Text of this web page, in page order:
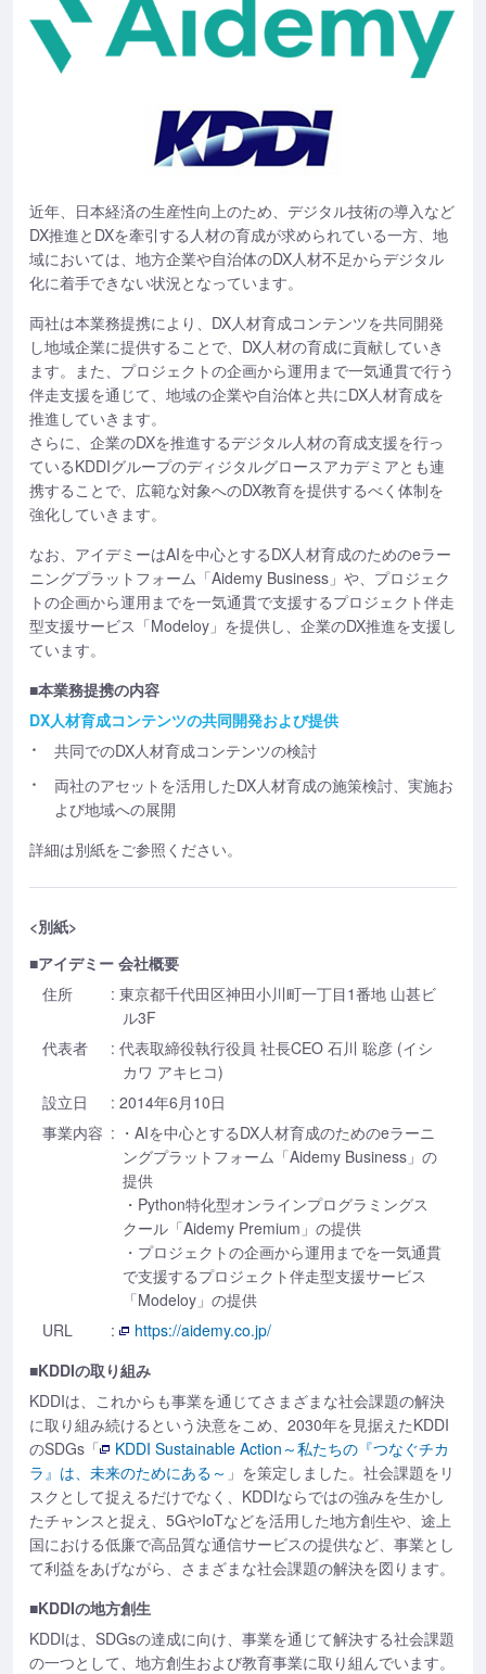
近年、日本経済の生産性向上のため、デジタル技術の導入など
DX推進とDXを牽引する人材の育成が求められている一方、地
域においては、地方企業や自治体のDX人材不足からデジタル
化に着手できない状況となっています。
両社は本業務提携により、DX人材育成コンテンツを共同開発
し地域企業に提供することで、DX人材の育成に貢献していき
ます。また、プロジェクトの企画から運用まで一気通貫で行う
伴走支援を通じて、地域の企業や自治体と共にDX人材育成を
推進していきます。
さらに、企業のDXを推進するデジタル人材の育成支援を行っ
ているKDDIグループのディジタルグロースアカデミアとも連
携することで、広範な対象へのDX教育を提供するべく体制を
強化していきます。
なお、アイデミーはAIを中心とするDX人材育成のためのeラー
ニングプラットフォーム「Aidemy Business」や、プロジェク
トの企画から運用までを一気通貫で支援するプロジェクト伴走
型支援サービス「Modeloy」を提供し、企業のDX推進を支援し
ています。
■本業務提携の内容
DX人材育成コンテンツの共同開発および提供
共同でのDX人材育成コンテンツの検討
両社のアセットを活用したDX人材育成の施策検討、実施お
よび地域への展開
詳細は別紙をご参照ください。
<別紙>
■アイデミー 会社概要
住所
: 東京都千代田区神田小川町一丁目1番地 山甚ビ
ル3F
代表者
: 代表取締役執行役員 社長CEO 石川 聡彦 (イシ
カワ アキヒコ)
設立日
: 2014年6月10日
事業内容 : ・AIを中心とするDX人材育成のためのeラーニ
ングプラットフォーム「Aidemy Business」の
提供
・Python特化型オンラインプログラミングス
クール「Aidemy Premium」の提供
・プロジェクトの企画から運用までを一気通貫
で支援するプロジェクト伴走型支援サービス
「Modeloy」の提供
URL
:
https://aidemy.co.jp/
■KDDIの取り組み
KDDIは、これからも事業を通じてさまざまな社会課題の解決
に取り組み続けるという決意をこめ、2030年を見据えたKDDI
のSDGs「
KDDI Sustainable Action～私たちの『つなぐチカ
ラ』は、未来のためにある～ 」を策定しました。社会課題をリ
スクとして捉えるだけでなく、KDDIならではの強みを生かし
たチャンスと捉え、5GやIoTなどを活用した地方創生や、途上
国における低廉で高品質な通信サービスの提供など、事業とし
て利益をあげながら、さまざまな社会課題の解決を図ります。
■KDDIの地方創生
KDDIは、SDGsの達成に向け、事業を通じて解決する社会課題
の一つとして、地方創生および教育事業に取り組んでいます。